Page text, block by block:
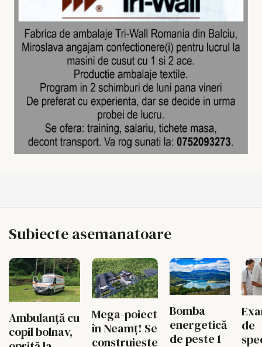
Subiecte asemanatoare
Ambulanță cu
copil bolnav,
Mega-poiect
în Neamț! Se
construiește
Bomba
energetică
de peste 1
de